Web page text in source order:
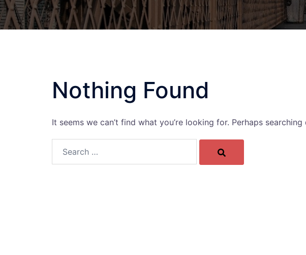
Nothing Found
It seems we can’t find what you’re looking for. Perhaps searching